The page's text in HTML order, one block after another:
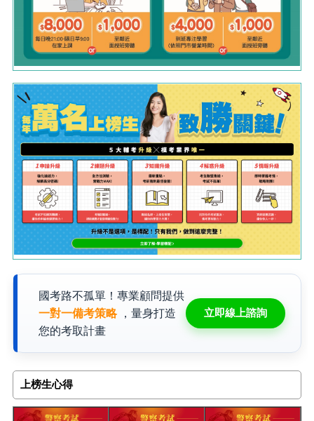
國考路不孤單！專業顧問提供
一對一備考策略，量身打造
您的考取計畫
立即線上諮詢
上榜生心得